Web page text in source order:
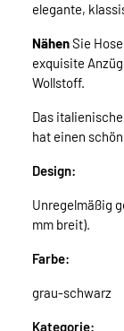
elegante,
NähenSie
exquisite
Wollstoff.
Das
hat einen
Design:
Unregelmäßig
mm breit).
Farbe:
grau-schwarz
Kategorie: